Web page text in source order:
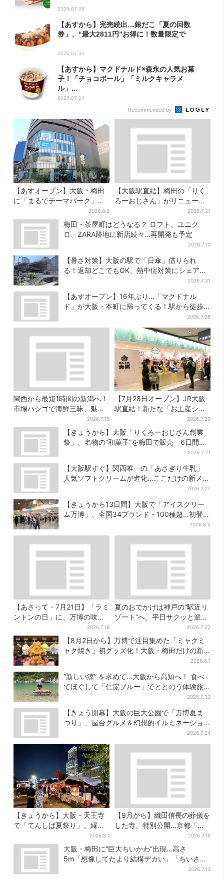
2026.07.08
【あすから】完売続出…銀だこ「夏の回数
券」、“最大2811円”お得に！数量限定で
2026.07.31
【あすから】マクドナルド×森永の人気お菓
子！「チョコボール」「ミルクキャラメ
ル」...
2026.07.14
Recommended by
【あすオープン】大阪・梅田
に「まるでテーマパーク」な
巨大スポーツ店、461ブラン
ド集結！ 6フロアをまとめて
紹介
2026.8.6
【大阪駅直結】梅田の「りく
ろーおじさん」がリニューア
ル！チーズケーキ以外も充
実…並ばず買える「ロッカ
ー」も設置
2026.7.21
梅田・茶屋町はどうなる？ ロフト、ユニク
ロ、ZARA跡地に新店続々…再開発も予定
2026.7.10
【暑さ対策】大阪の駅で「日傘」借りられ
る！返却どこでもOK、熱中症対策にシェアサ
2026.7.31
【あすオープン】16年ぶり…「マクドナル
ド」が大阪・本町に帰ってくる！駅から徒歩1
2026.7.28
関西から最短1時間の新潟へ！
市場ハシゴで海鮮三昧、魅惑
の日本酒、発酵グルメも2026.7.16
【7月28日オープン】JR大阪
駅直結！新たな「お土産ショ
ップ」、銘菓バラ売りで地元
民の“おやつ調達”にも
2026.7.29
【きょうから】大阪「りくろーおじさん創業
祭」、名物の“和菓子”を梅田で販売 6日間限
2026.7.21
【大阪駅すぐ】関西唯一の「あさぎり牛乳」
人気ソフトクリームが進化…ここだけの新メニ
2026.7.27
【きょうから13日間】大阪で「アイスクリー
ム万博」、全国34ブランド・100種超…初登場
2026.8.5
【あさって・7月21日】「ラミ
ントンの日」に、万博の味が
大阪で復活…カフェで100
個“無料配布”
2026.7.19
夏のおでかけは神戸の”駅近リ
ゾート”へ。平日サクッと派
も、休日ガッツリ派も！タイ
パ抜群、約20種の楽しみ方
2026.7.22
【8月2日から】万博で注目集めた「ミャクミ
ャク焼き」初グッズ化！大阪・梅田だけの新
2026.8.1
“新しい涼” を求めて…大阪から高知へ！ 食べ
てほぐして「仁淀ブルー」でととのう体験旅
2026.7.30
【きょう開幕】大阪の巨大公園で「万博夏ま
つり」、屋台グルメ＆幻想的イルミネーショ
2026.7.24
【きょうから】大阪・天王寺
で「てんしば夏祭り」、縁日
や盆踊り…涼しいスプラッシ
ュタイムも！2日間だけ
2026.8.1
【9月から】織田信長の葬儀を
した寺、特別公開…京都「大
徳寺」3年ぶりの“レア寺院”も
2026.7.16
大阪・梅田に“巨大ちいかわ”出現…高さ
5m「想像してたより結構デカい」「ちいさ…
2026.7.13